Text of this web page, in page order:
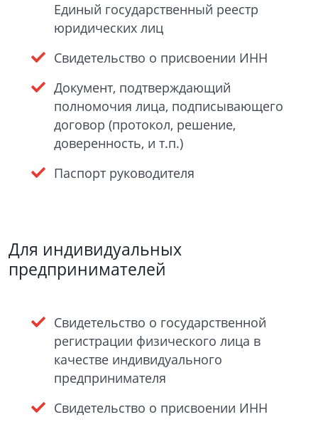
Единый государственный реестр
юридических лиц
Свидетельство о присвоении ИНН
Документ, подтверждающий
полномочия лица, подписывающего
договор (протокол, решение,
доверенность, и т.п.)
Паспорт руководителя
Для индивидуальных
предпринимателей
Свидетельство о государственной
регистрации физического лица в
качестве индивидуального
предпринимателя
Свидетельство о присвоении ИНН